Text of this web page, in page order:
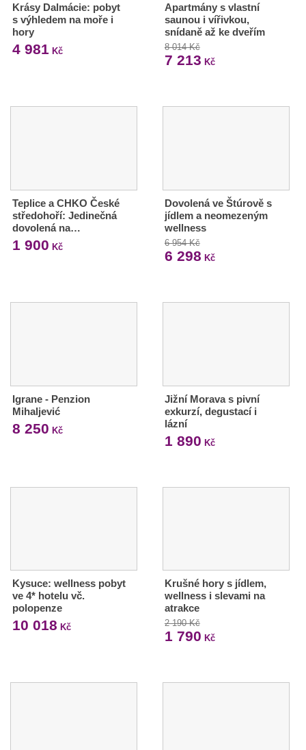
Krásy Dalmácie: pobyt
s výhledem na moře i
hory
4 981 Kč
Apartmány s vlastní
saunou i vířivkou,
snídaně až ke dveřím
8 014 Kč
7 213 Kč
Teplice a CHKO České
středohoří: Jedinečná
dovolená na…
1 900 Kč
Dovolená ve Štúrově s
jídlem a neomezeným
wellness
6 954 Kč
6 298 Kč
Igrane - Penzion
Mihaljević
8 250 Kč
Jižní Morava s pivní
exkurzí, degustací i
lázní
1 890 Kč
Kysuce: wellness pobyt
ve 4* hotelu vč.
polopenze
10 018 Kč
Krušné hory s jídlem,
wellness i slevami na
atrakce
2 190 Kč
1 790 Kč